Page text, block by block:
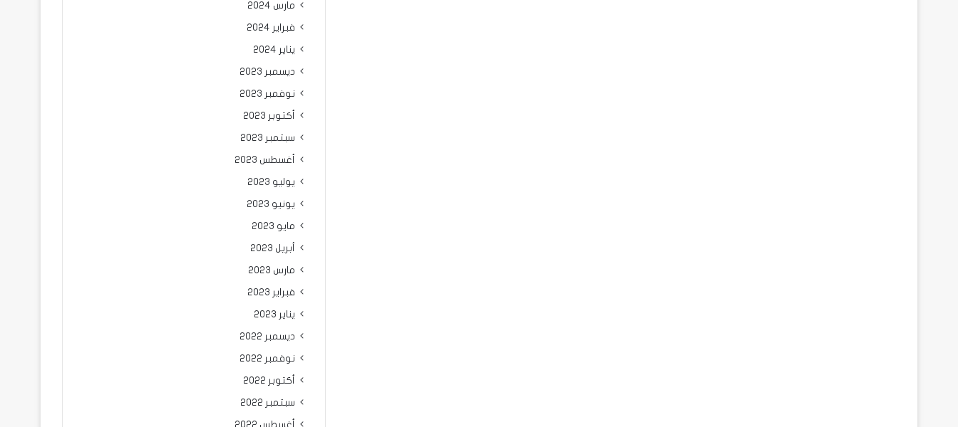
مارس 2024
فبراير 2024
يناير 2024
ديسمبر 2023
نوفمبر 2023
أكتوبر 2023
سبتمبر 2023
أغسطس 2023
يوليو 2023
يونيو 2023
مايو 2023
أبريل 2023
مارس 2023
فبراير 2023
يناير 2023
ديسمبر 2022
نوفمبر 2022
أكتوبر 2022
سبتمبر 2022
أغسطس 2022